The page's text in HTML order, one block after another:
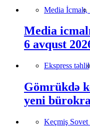
Media İcmalı,
Media
6 avqust
Ekspress
Gömrükdə
yeni
Keçmiş Sovet